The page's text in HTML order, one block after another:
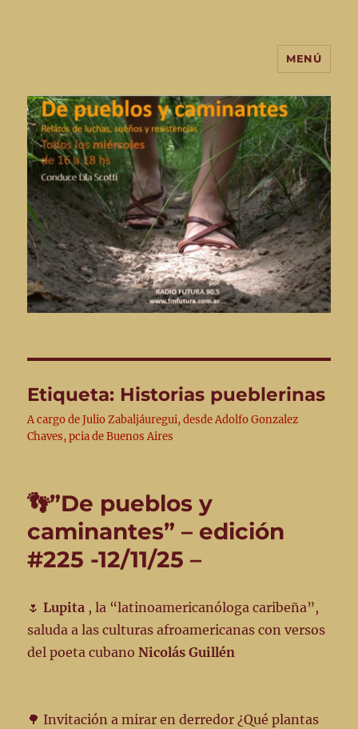
De Pueblos y Caminantes-
programa de radio
MENÚ
Etiqueta: Historias pueblerinas
A cargo de Julio Zabaljáuregui, desde Adolfo Gonzalez
Chaves, pcia de Buenos Aires
👣”De pueblos y
caminantes” – edición
#225 -12/11/25 –
🌷Lupita , la “latinoamericanóloga caribeña”,
saluda a las culturas afroamericanas con versos
del poeta cubanoNicolás Guillén
🌳 Invitación a mirar en derredor ¿Qué plantas